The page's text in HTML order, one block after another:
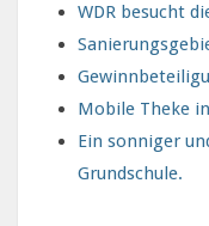
WDR besucht
Mobile Theke
Ein sonniger
Grundschule.